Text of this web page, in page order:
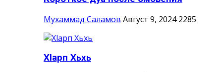
Мухаммад Саламов Август 9, 2024 2285
Хlарп Хьхь